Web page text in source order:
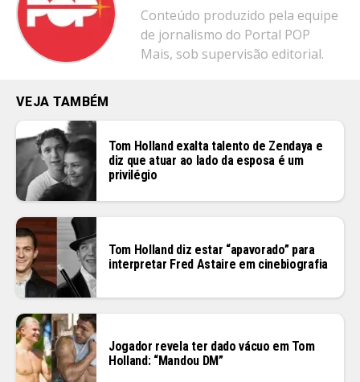
Conteúdo produzido pela equipe
de jornalismo do Portal POP
Mais, sob supervisão editorial.
VEJA TAMBÉM
Tom Holland exalta talento de Zendaya e
diz que atuar ao lado da esposa é um
privilégio
Tom Holland diz estar “apavorado” para
interpretar Fred Astaire em cinebiografia
Jogador revela ter dado vácuo em Tom
Holland: “Mandou DM”